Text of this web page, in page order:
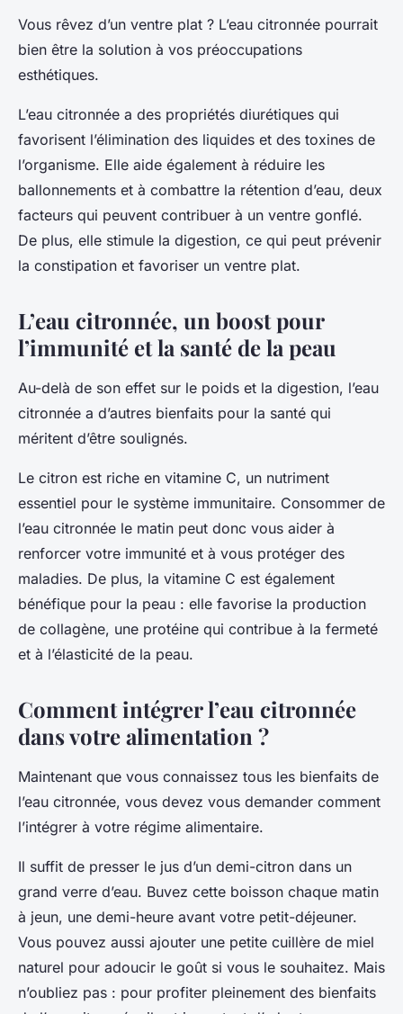
Vous rêvez d’un ventre plat ? L’eau citronnée pourrait
bien être la solution à vos préoccupations
esthétiques.
L’eau citronnée a des propriétés diurétiques qui
favorisent l’élimination des liquides et des toxines de
l’organisme. Elle aide également à réduire les
ballonnements et à combattre la rétention d’eau, deux
facteurs qui peuvent contribuer à un ventre gonflé.
De plus, elle stimule la digestion, ce qui peut prévenir
la constipation et favoriser un ventre plat.
L’eau citronnée, un boost pour
l’immunité et la santé de la peau
Au-delà de son effet sur le poids et la digestion, l’eau
citronnée a d’autres bienfaits pour la santé qui
méritent d’être soulignés.
Le citron est riche en vitamine C, un nutriment
essentiel pour le système immunitaire. Consommer de
l’eau citronnée le matin peut donc vous aider à
renforcer votre immunité et à vous protéger des
maladies. De plus, la vitamine C est également
bénéfique pour la peau : elle favorise la production
de collagène, une protéine qui contribue à la fermeté
et à l’élasticité de la peau.
Comment intégrer l’eau citronnée
dans votre alimentation ?
Maintenant que vous connaissez tous les bienfaits de
l’eau citronnée, vous devez vous demander comment
l’intégrer à votre régime alimentaire.
Il suffit de presser le jus d’un demi-citron dans un
grand verre d’eau. Buvez cette boisson chaque matin
à jeun, une demi-heure avant votre petit-déjeuner.
Vous pouvez aussi ajouter une petite cuillère de miel
naturel pour adoucir le goût si vous le souhaitez. Mais
n’oubliez pas : pour profiter pleinement des bienfaits